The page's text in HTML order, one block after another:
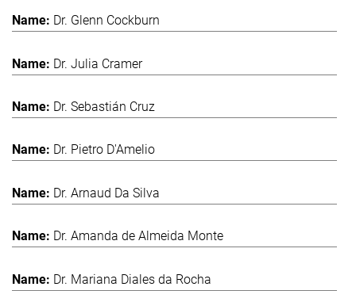
Dr. Glenn Cockburn
Dr. Julia Cramer
Dr. Sebastián Cruz
Dr. Pietro D'Amelio
Dr. Arnaud Da Silva
Dr. Amanda de Almeida Monte
Dr. Mariana Diales da Rocha